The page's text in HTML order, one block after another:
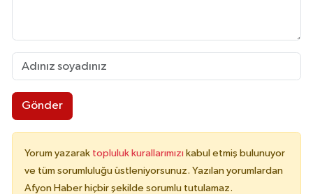
Gönder
Yorum yazarak topluluk kurallarımızı kabul etmiş bulunuyor
ve tüm sorumluluğu üstleniyorsunuz. Yazılan yorumlardan
Afyon Haber hiçbir şekilde sorumlu tutulamaz.